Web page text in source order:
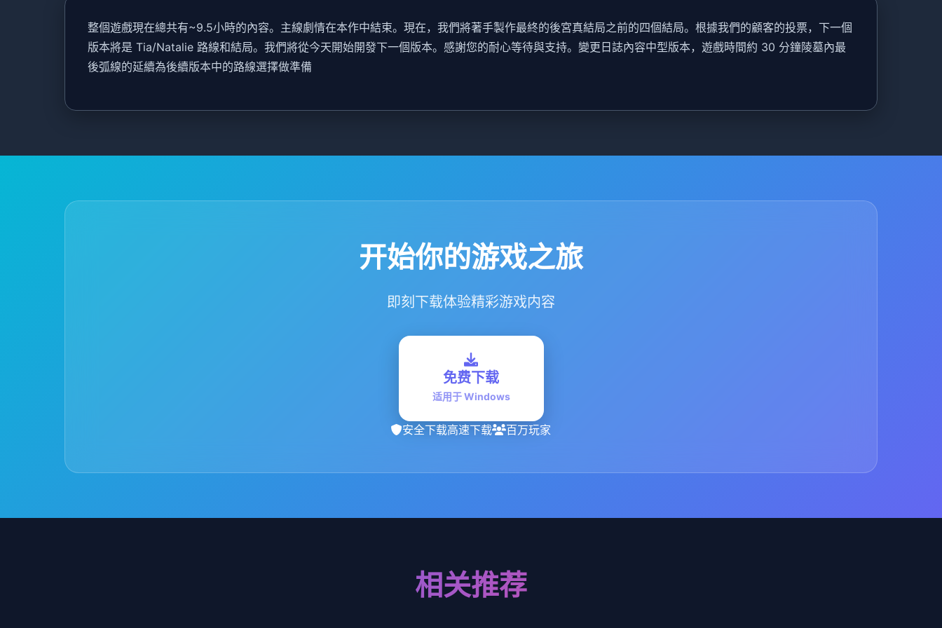
整個遊戲現在總共有~9.5小時的內容。主線劇情在本作中結束。現在，我們將著手製作最終的後宮真結局之前的四個結局。根據我們的顧客的投票，下一個
版本將是 Tia/Natalie 路線和結局。我們將從今天開始開發下一個版本。感謝您的耐心等待與支持。變更日誌內容中型版本，遊戲時間約 30 分鐘陵墓內最
後弧線的延續為後續版本中的路線選擇做準備
开始你的游戏之旅
即刻下载体验精彩游戏内容
免费下载
适用于 Windows
安全下载高速下载 百万玩家
相关推荐